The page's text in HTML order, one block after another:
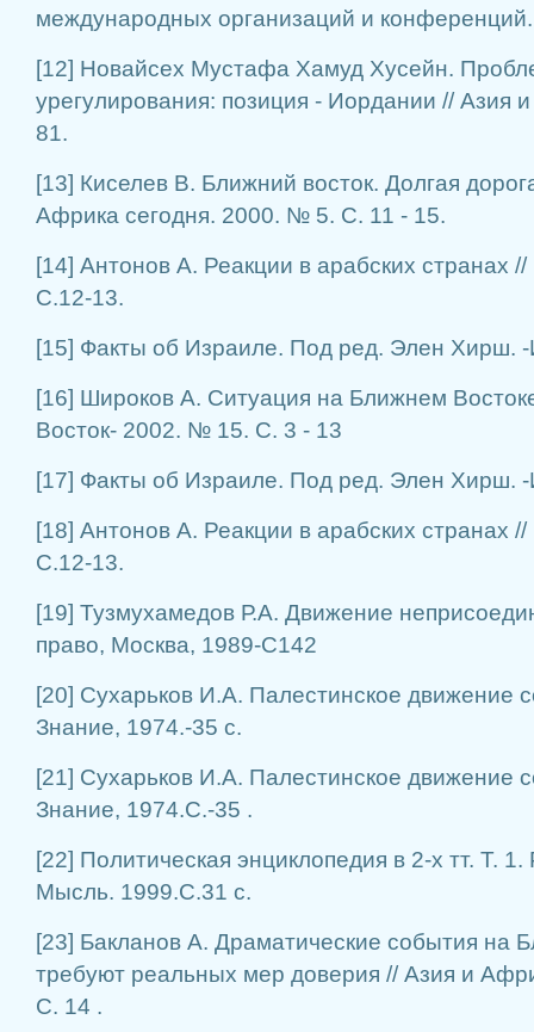
международных организаций и
[12] Новайсех Мустафа Хамуд Хусейн.
урегулирования: позиция - Иордании //
81.
[13] Киселев В. Ближний восток. Долгая
Африка сегодня. 2000. № 5. С. 11 - 15.
[14] Антонов А. Реакции в арабских странах
С.12-13.
[15] Факты об Израиле. Под ред. Элен Хирш.
[16] Широков А. Ситуация на Ближнем
Восток- 2002. № 15. С. 3 - 13
[17] Факты об Израиле. Под ред. Элен Хирш.
[18] Антонов А. Реакции в арабских странах
С.12-13.
[19] Тузмухамедов Р.А. Движение
право, Москва, 1989-С142
[20] Сухарьков И.А. Палестинское движение
Знание, 1974.-35 с.
[21] Сухарьков И.А. Палестинское движение
Знание, 1974.С.-35 .
[22] Политическая энциклопедия в 2-х тт. Т.
Мысль. 1999.С.31 с.
[23] Бакланов А. Драматические события на
требуют реальных мер доверия // Азия и
С. 14 .